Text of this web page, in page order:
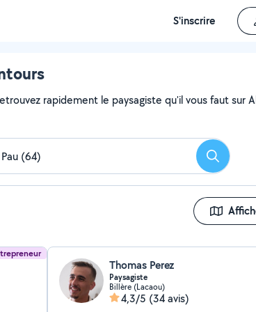
S'inscrire
rapidement le paysagiste qu'il vous faut sur
Rechercher
Thomas Perez
Paysagiste
Billère (Lacaou)
4,3/5 (34 avis)